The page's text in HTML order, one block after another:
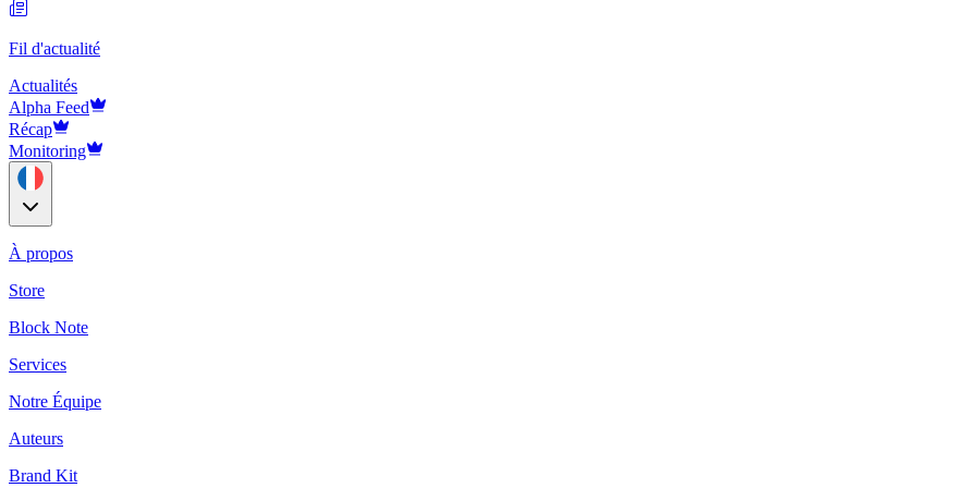
Fil d'actualité
Actualités
Alpha Feed
Récap
Monitoring
À propos
Store
Block Note
Services
Notre Équipe
Auteurs
Brand Kit